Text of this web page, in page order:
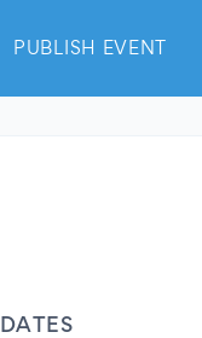
PUBLISH EVENT
DATES